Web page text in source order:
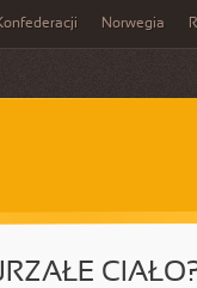
Norwegia